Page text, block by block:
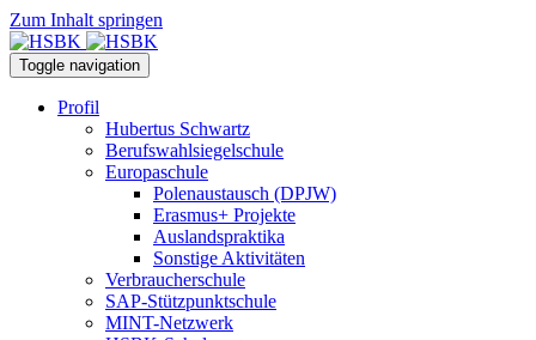
Zum Inhalt springen
Toggle navigation
Profil
Hubertus Schwartz
Berufswahlsiegelschule
Europaschule
Polenaustausch (DPJW)
Erasmus+ Projekte
Auslandspraktika
Sonstige Aktivitäten
Verbraucherschule
SAP-Stützpunktschule
MINT-Netzwerk